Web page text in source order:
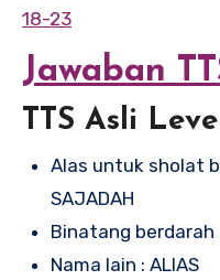
18-23
Jawaban
TTS Asli
Alas untuk sholat
SAJADAH
Binatang berdarah
Nama lain : ALIAS